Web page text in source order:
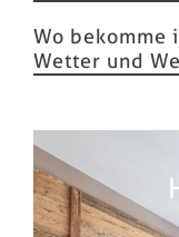
Wo bekomme
Wetter und